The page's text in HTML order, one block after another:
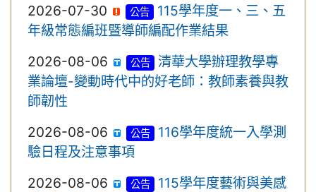
2026-07-30 公告
115學年度一、三、五
年級常態編班暨導師編配作業結果
2026-08-06
公告
清華大學辦理教學專
業論壇-變動時代中的好老師：教師素養與教
師韌性
2026-08-06
公告
116學年度統一入學測
驗日程及注意事項
2026-08-06
公告
115學年度藝術與美感